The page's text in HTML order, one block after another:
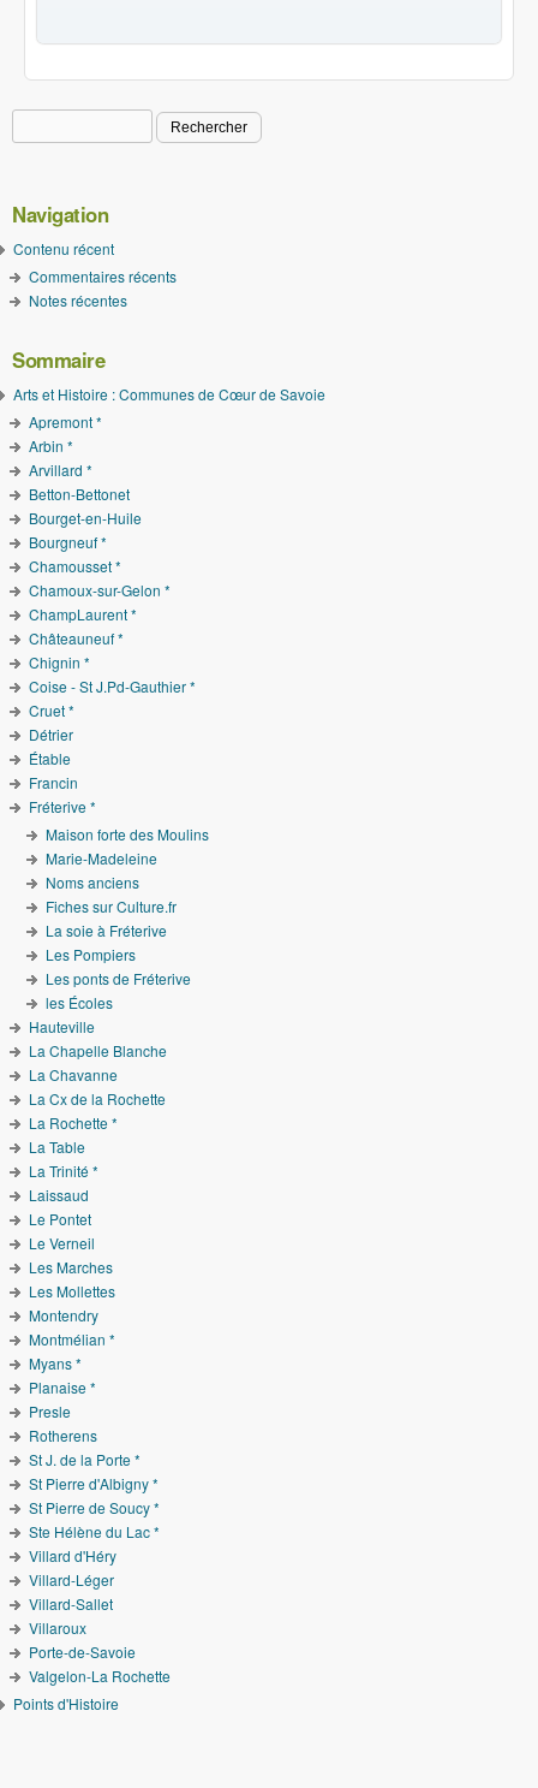
Formulaire de recherche
Navigation
Contenu récent
Commentaires récents
Notes récentes
Sommaire
Arts et Histoire : Communes de Cœur de Savoie
Apremont *
Arbin *
Arvillard *
Betton-Bettonet
Bourget-en-Huile
Bourgneuf *
Chamousset *
Chamoux-sur-Gelon *
ChampLaurent *
Châteauneuf *
Chignin *
Coise - St J.Pd-Gauthier *
Cruet *
Détrier
Étable
Francin
Fréterive *
Maison forte des Moulins
Marie-Madeleine
Noms anciens
Fiches sur Culture.fr
La soie à Fréterive
Les Pompiers
Les ponts de Fréterive
les Écoles
Hauteville
La Chapelle Blanche
La Chavanne
La Cx de la Rochette
La Rochette *
La Table
La Trinité *
Laissaud
Le Pontet
Le Verneil
Les Marches
Les Mollettes
Montendry
Montmélian *
Myans *
Planaise *
Presle
Rotherens
St J. de la Porte *
St Pierre d'Albigny *
St Pierre de Soucy *
Ste Hélène du Lac *
Villard d'Héry
Villard-Léger
Villard-Sallet
Villaroux
Porte-de-Savoie
Valgelon-La Rochette
Points d'Histoire